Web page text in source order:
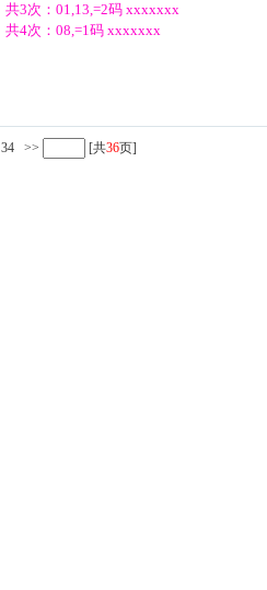
共3次：01,13,=2码 xxxxxxx
共4次：08,=1码 xxxxxxx
34 >> [共36页]